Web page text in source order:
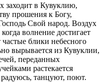
заходит в Кувуклию,
прошения к Богу,
Свой народ. Воздух
волнение достигает
блики небесного
вырывается из Кувуклии,
переданных
растекается
танцуют, поют.